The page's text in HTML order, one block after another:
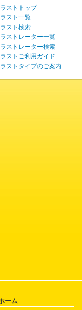
ストトップ
スト一覧
スト検索
ストレーター一覧
ストレーター検索
ストご利用ガイド
ストタイプのご案内
ーム